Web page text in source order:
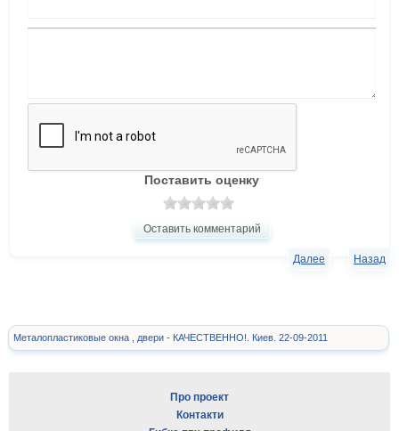
Поставить оценку
Оставить комментарий
Назад
Далее
Металопластиковые окна , двери - КАЧЕСТВЕННО!. Киев. 22-09-2011
Про проект
Контакти